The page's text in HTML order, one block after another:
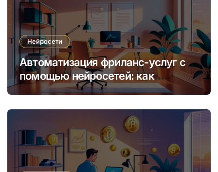
Нейросети
Автоматизация фриланс-услуг с
помощью нейросетей: как
увеличить доход и сократить